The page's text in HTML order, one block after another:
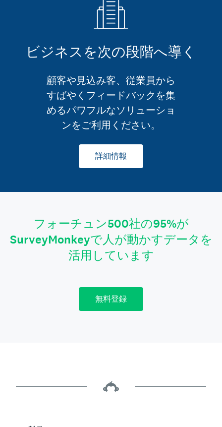
ビジネスを次の段階へ導く
顧客や見込み客、従業員から
すばやくフィードバックを集
めるパワフルなソリューショ
ンをご利用ください。
詳細情報
フォーチュン500社の95%が
SurveyMonkeyで人が動かすデータを
活用しています
無料登録